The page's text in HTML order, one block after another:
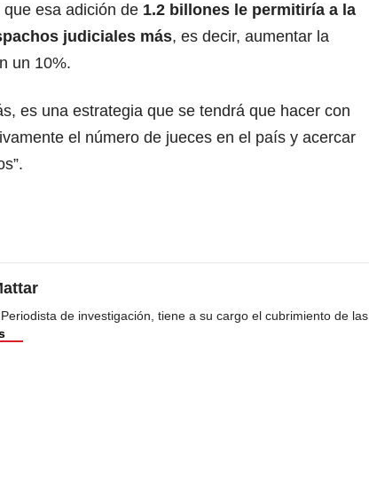
esa adición de 1.2 billones le permitiría a la
judiciales más, es decir, aumentar la
un 10%.
es una estrategia que se tendrá que hacer con
el número de jueces en el país y acercar
de investigación, tiene a su cargo el cubrimiento de las